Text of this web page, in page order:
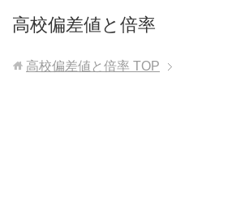
高校偏差値と倍率
高校偏差値と倍率 TOP